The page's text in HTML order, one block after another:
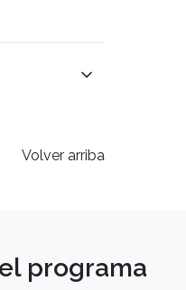
Volver arriba
programa